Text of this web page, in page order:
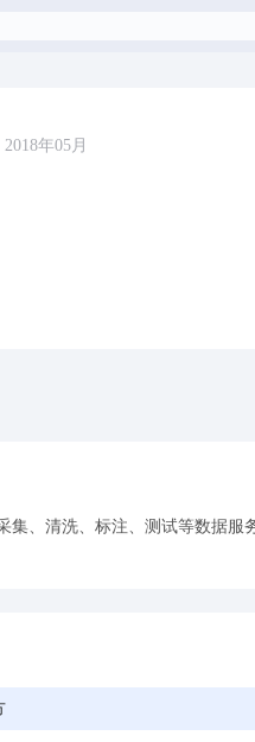
2018年05月
、清洗、标注、测试等数据服